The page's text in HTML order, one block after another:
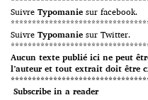
Suivre Typomanie sur facebook.
Suivre Typomanie sur Twitter.
Aucun texte publié ici ne peut
l’auteur et tout extrait doit être
Subscribe in a reader